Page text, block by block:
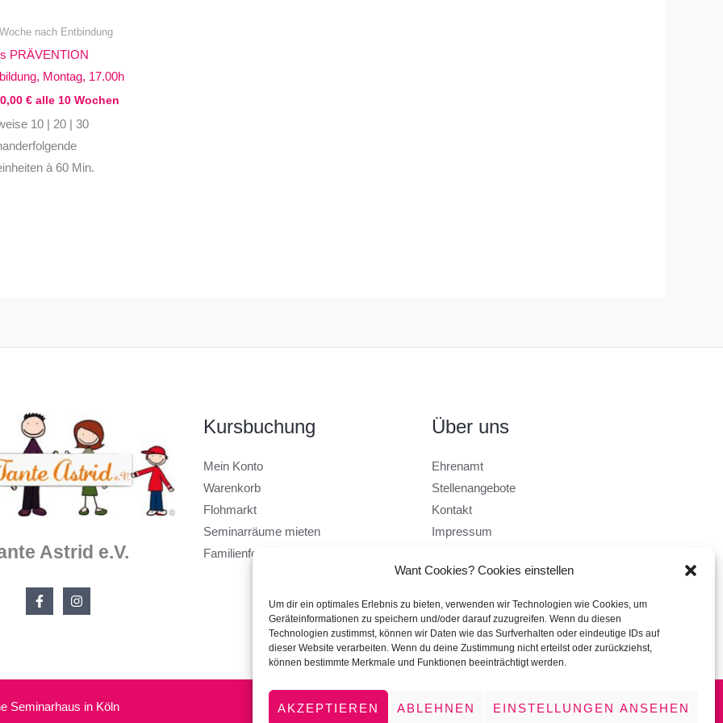
Want Cookies? Cookies einstellen
Um dir ein optimales Erlebnis zu bieten, verwenden wir Technologien wie Cookies, um
Geräteinformationen zu speichern und/oder darauf zuzugreifen. Wenn du diesen
Technologien zustimmst, können wir Daten wie das Surfverhalten oder eindeutige IDs auf
dieser Website verarbeiten. Wenn du deine Zustimmung nicht erteilst oder zurückziehst,
können bestimmte Merkmale und Funktionen beeinträchtigt werden.
AKZEPTIEREN ABLEHNEN EINSTELLUNGEN ANSEHEN
nach Entbindung
PRÄVENTION
Montag, 17.00h
€ alle 10 Wochen
10 | 20 | 30
à 60 Min.
Astrid e.V.
Kursbuchung
Mein Konto
Warenkorb
Flohmarkt
Seminarräume mieten
Familienfest feiern
Über uns
Ehrenamt
Stellenangebote
Kontakt
Impressum
AGB
Seminarhaus in Köln